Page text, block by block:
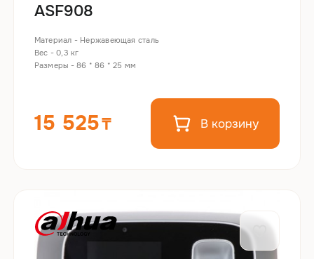
ASF908
Материал - Нержавеющая сталь
Вес - 0,3 кг
Размеры - 86 * 86 * 25 мм
15 525 В корзину